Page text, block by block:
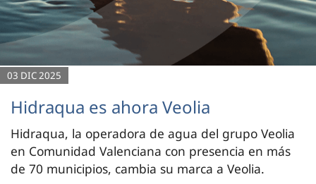
03 DIC 2025
Hidraqua es ahora Veolia
Hidraqua, la operadora de agua del grupo Veolia
en Comunidad Valenciana con presencia en más
de 70 municipios, cambia su marca a Veolia.